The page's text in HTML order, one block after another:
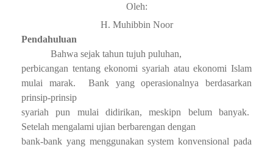
Oleh:
H. Muhibbin Noor
Pendahuluan
Bahwa sejak tahun tujuh puluhan,
perbicangan tentang ekonomi syariah atau ekonomi Islam
mulai marak.
Bank yang operasionalnya berdasarkan
prinsip-prinsip
syariah pun mulai didirikan, meskipn belum banyak.
Setelah mengalami ujian berbarengan dengan
bank-bank yang menggunakan system konvensional pada